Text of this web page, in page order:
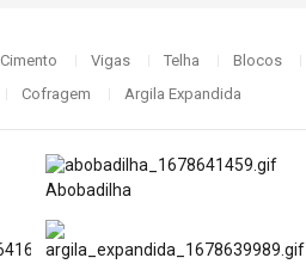
Cimento Vigas Telha
Blocos
Cofragem Argila Expandida
Abobadilha